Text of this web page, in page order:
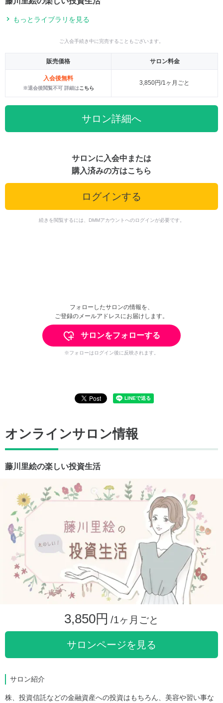
もっとライブラリを見る
ご入会手続き中に完売することもございます。
販売価格 サロン料金
入会後無料
※退会後閲覧不可 詳細はこちら
3,850円/1ヶ月ごと
サロン詳細へ
サロンに入会中または
購入済みの方はこちら
ログインする
続きを閲覧するには、DMMアカウントへのログインが必要です。
フォローしたサロンの情報を、
ご登録のメールアドレスにお届けします。
サロンをフォローする
※フォローはログイン後に反映されます。
オンラインサロン情報
藤川里絵の楽しい投資生活
3,850円 /1ヶ月ごと
サロンページを見る
サロン紹介
株、投資信託などの金融資産への投資はもちろん、美容や習い事な